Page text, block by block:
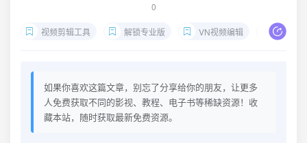
0
视频剪辑工具 解锁专业版 VN视频编辑 无水印
如果你喜欢这篇文章，别忘了分享给你的朋友，让更多
人免费获取不同的影视、教程、电子书等稀缺资源！收
藏本站，随时获取最新免费资源。